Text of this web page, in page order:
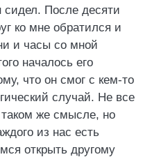
сидел. После десяти
ко мне обратился и
и часы со мной
началось его
что он смог с кем-то
случай. Не все
же смысле, но
из нас есть
открыть другому